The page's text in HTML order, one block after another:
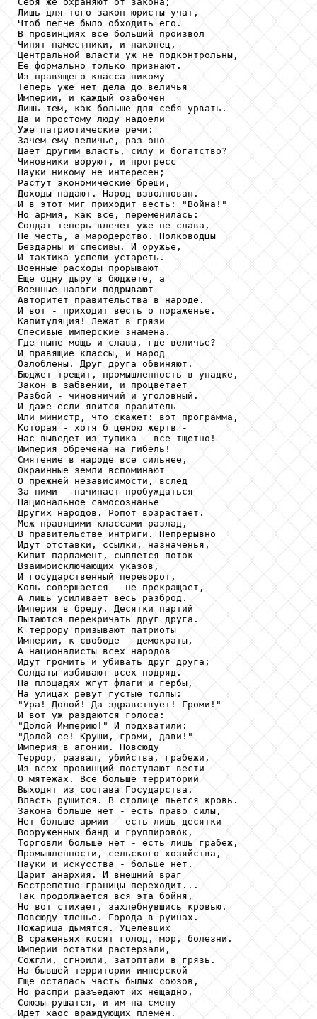
Лишь для того закон юристы учат,
Чтоб легче было обходить его.
В провинциях все больший произвол
Чинят наместники, и наконец,
Центральной власти уж не подконтрольны,
Ее формально только признают.
Из правящего класса никому
Теперь уже нет дела до величья
Империи, и каждый озабочен
Лишь тем, как больше для себя урвать.
Да и простому люду надоели
Уже патриотические речи:
Зачем ему величье, раз оно
Дает другим власть, силу и богатство?
Чиновники воруют, и прогресс
Науки никому не интересен;
Растут экономические бреши,
Доходы падают. Народ взволнован.
И в этот миг приходит весть: "Война!"
Но армия, как все, переменилась:
Солдат теперь влечет уже не слава,
Не честь, а мародерство. Полководцы
Бездарны и спесивы. И оружье,
И тактика успели устареть.
Военные расходы прорывают
Еще одну дыру в бюджете, а
Военные налоги подрывают
Авторитет правительства в народе.
И вот - приходит весть о пораженье.
Капитуляция! Лежат в грязи
Спесивые имперские знамена.
Где ныне мощь и слава, где величье?
И правящие классы, и народ
Озлоблены. Друг друга обвиняют.
Бюджет трещит, промышленность в упадке,
Закон в забвении, и процветает
Разбой - чиновничий и уголовный.
И даже если явится правитель
Или министр, что скажет: вот программа,
Которая - хотя б ценою жертв -
Нас выведет из тупика - все тщетно!
Империя обречена на гибель!
Смятение в народе все сильнее,
Окраинные земли вспоминают
О прежней независимости, вслед
За ними - начинает пробуждаться
Национальное самосознанье
Других народов. Ропот возрастает.
Меж правящими классами разлад,
В правительстве интриги. Непрерывно
Идут отставки, ссылки, назначенья,
Кипит парламент, сыплется поток
Взаимоисключающих указов,
И государственный переворот,
Коль совершается - не прекращает,
А лишь усиливает весь разброд.
Империя в бреду. Десятки партий
Пытаются перекричать друг друга.
К террору призывают патриоты
Империи, к свободе - демократы,
А националисты всех народов
Идут громить и убивать друг друга;
Солдаты избивают всех подряд.
На площадях жгут флаги и гербы,
На улицах ревут густые толпы:
"Ура! Долой! Да здравствует! Громи!"
И вот уж раздаются голоса:
"Долой Империю!" И подхватили:
"Долой ее! Круши, громи, дави!"
Империя в агонии. Повсюду
Террор, развал, убийства, грабежи,
Из всех провинций поступают вести
О мятежах. Все больше территорий
Выходят из состава Государства.
Власть рушится. В столице льется кровь.
Закона больше нет - есть право силы,
Нет больше армии - есть лишь десятки
Вооруженных банд и группировок,
Торговли больше нет - есть лишь грабеж,
Промышленности, сельского хозяйства,
Науки и искусства - больше нет.
Царит анархия. И внешний враг
Бестрепетно границы переходит...
Так продолжается вся эта бойня,
Но вот стихает, захлебнувшись кровью.
Повсюду тленье. Города в руинах.
Пожарища дымятся. Уцелевших
В сраженьях косят голод, мор, болезни.
Империи остатки растерзали,
Сожгли, сгноили, затоптали в грязь.
На бывшей территории имперской
Еще осталась часть былых союзов,
Но распри разъедают их нещадно,
Союзы рушатся, и им на смену
Идет хаос враждующих племен.